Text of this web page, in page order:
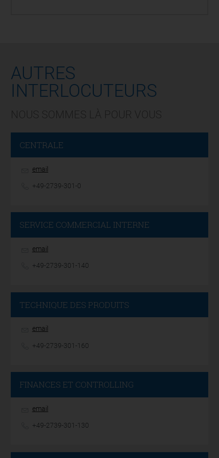
AUTRES
INTERLOCUTEURS
CENTRALE
email
+49-2739-301-0
SERVICE COMMERCIAL INTERNE
email
+49-2739-301-140
TECHNIQUE DES PRODUITS
email
+49-2739-301-160
FINANCES ET CONTROLLING
email
+49-2739-301-130